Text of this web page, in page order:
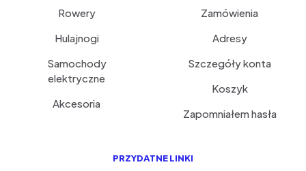
Rowery
Hulajnogi
Samochody
elektryczne
Akcesoria
Zamówienia
Adresy
Szczegóły konta
Koszyk
Zapomniałem hasła
PRZYDATNE LINKI